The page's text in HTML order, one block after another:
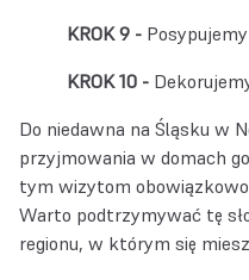
Do niedawna na Śląsku w
przyjmowania w domach
tym wizytom
Warto podtrzymywać tę
regionu, w którym się